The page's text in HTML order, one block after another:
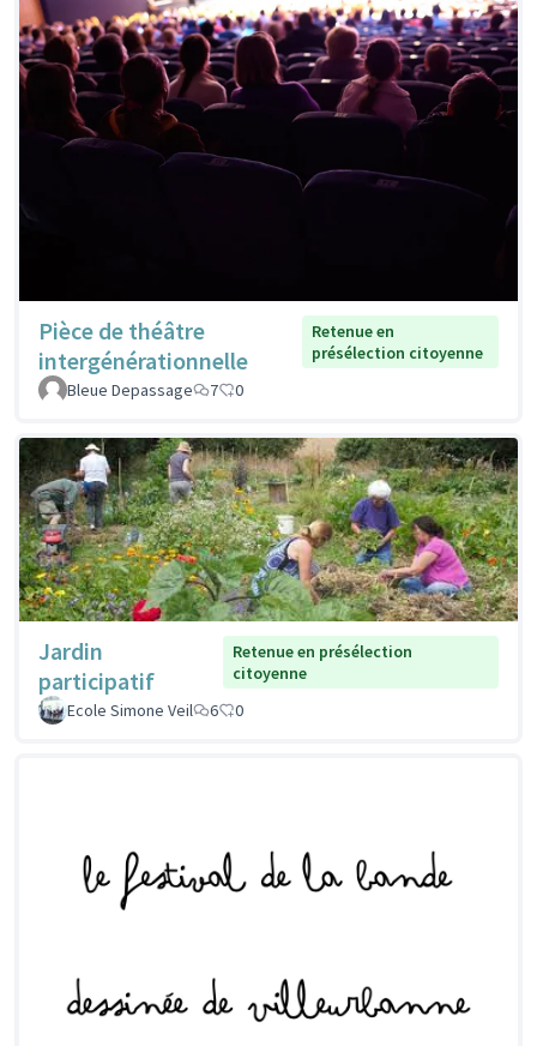
Pièce de théâtre
intergénérationnelle
Retenue en
présélection citoyenne
Bleue Depassage
7 0
Jardin
participatif
Retenue en présélection
citoyenne
Ecole Simone Veil
6 0